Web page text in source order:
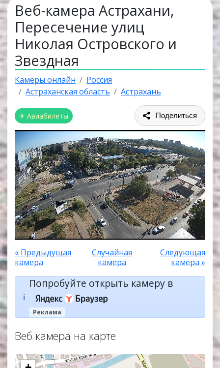
Веб-камера Астрахани,
Пересечение улиц
Николая Островского и
Звездная
Камеры онлайн
Россия
Астраханская область
Астрахань
✈ Авиабилеты Поделиться
« Предыдущая
камера
Случайная
камера
Следующая
камера »
ℹ️
Попробуйте открыть камеру в
Реклама
Веб камера на карте